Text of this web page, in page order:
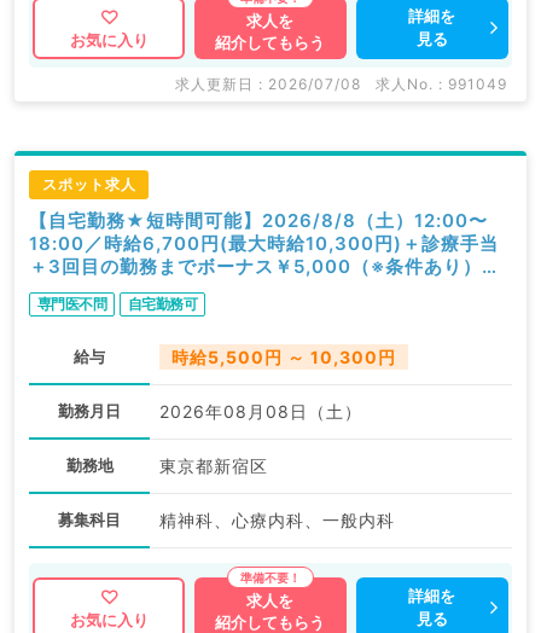
お気に入り
求人を
紹介してもらう
詳細を
見る
求人更新日 : 2026/07/08 求人No. : 991049
スポット求人
【自宅勤務★短時間可能】2026/8/8（土）12:00〜
18:00／時給6,700円(最大時給10,300円)＋診療手当
＋3回目の勤務までボーナス￥5,000（※条件あり）／
オンライン診療／精神科・心療内科（初期研修を除く精
神科経験必須／スポット可）
専門医不問 自宅勤務可
給与 時給5,500円 ～ 10,300円
勤務月日 2026年08月08日（土）
勤務地 東京都新宿区
募集科目 精神科、心療内科、一般内科
お気に入り
求人を
紹介してもらう
詳細を
見る